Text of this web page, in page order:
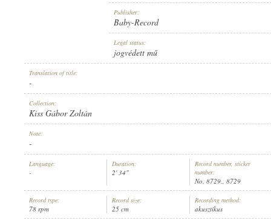
RECORD NUMBER:
Publisher:
Baby-Record
Legal status:
jogvédett mű
Translation of title:
-
Collection:
Kiss Gábor Zoltán
Note:
-
Language:
-
Duration:
2' 34"
Record number, sticker
number:
No. 8729., 8729
Record type:
78 rpm
Record size:
25 cm
Recording method:
akusztikus